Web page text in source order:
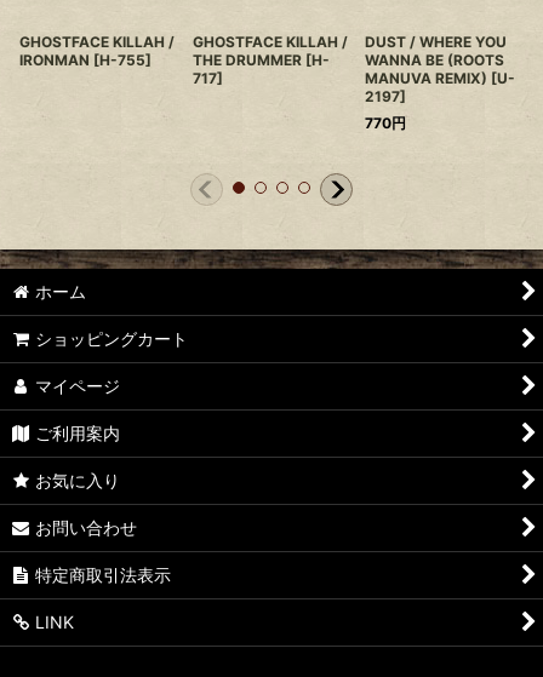
GHOSTFACE KILLAH /
IRONMAN [H-755]
GHOSTFACE KILLAH /
THE DRUMMER [H-
717]
DUST / WHERE YOU
WANNA BE (ROOTS
MANUVA REMIX) [U-
2197]
770円
ホーム
ショッピングカート
マイページ
ご利用案内
お気に入り
お問い合わせ
特定商取引法表示
LINK